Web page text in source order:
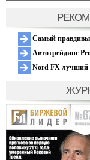
Самый
Автотрейдинг
Nord FX лучший